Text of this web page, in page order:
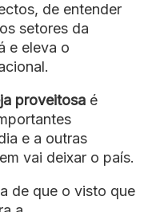
de entender
setores da
e eleva o
proveitosa é
e a outras
vai deixar o país.
de que o visto que